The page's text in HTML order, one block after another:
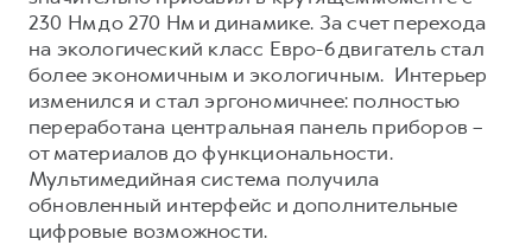
Автомобильные аксессуары
Коллекция CITY
Коллекция Базовая
Коллекция Детская
Коллекция Базовая
Коллекция Детская
230 Нм до 270 Нм и динамике. За счет перехода
на экологический класс Евро-6 двигатель стал
более экономичным и экологичным. Интерьер
изменился и стал эргономичнее: полностью
переработана центральная панель приборов –
от материалов до функциональности.
Мультимедийная система получила
обновленный интерфейс и дополнительные
цифровые возможности.